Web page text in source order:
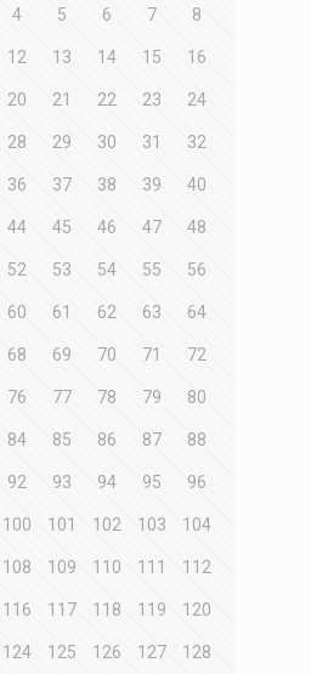
4 5 6 7 8
12 13 14 15 16
20 21 22 23 24
28 29 30 31 32
36 37 38 39 40
44 45 46 47 48
52 53 54 55 56
60 61 62 63 64
68 69 70 71 72
76 77 78 79 80
84 85 86 87 88
92 93 94 95 96
100 101 102 103 104
108 109 110 111 112
116 117 118 119 120
124 125 126 127 128